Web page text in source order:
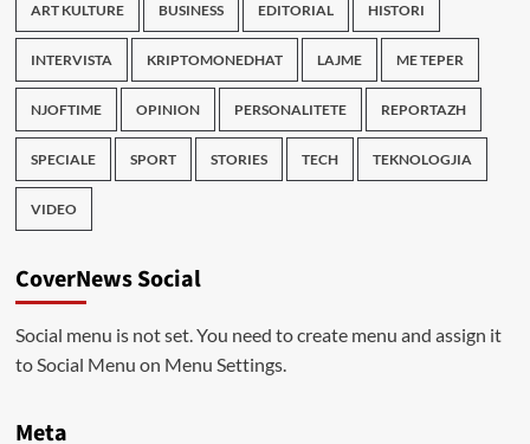
ART KULTURE BUSINESS EDITORIAL HISTORI
INTERVISTA KRIPTOMONEDHAT LAJME ME TEPER
NJOFTIME OPINION PERSONALITETE REPORTAZH
SPECIALE SPORT STORIES TECH TEKNOLOGJIA
VIDEO
CoverNews Social
Social menu is not set. You need to create menu and assign it
to Social Menu on Menu Settings.
Meta